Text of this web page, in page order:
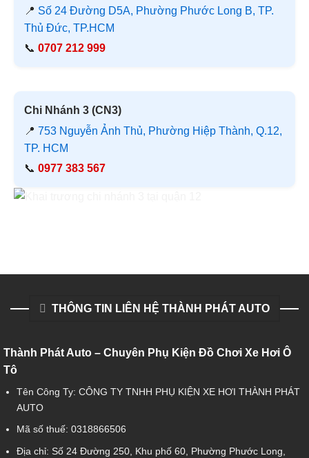
📍 Số 24 Đường D5A, Phường Phước Long B, TP.
Thủ Đức, TP.HCM
📞 0707 212 999
Chi Nhánh 3 (CN3)
📍 753 Nguyễn Ảnh Thủ, Phường Hiệp Thành, Q.12,
TP. HCM
📞 0977 383 567
THÔNG TIN LIÊN HỆ THÀNH PHÁT AUTO
Thành Phát Auto – Chuyên Phụ Kiện Đồ Chơi Xe Hơi Ô
Tô
Tên Công Ty: CÔNG TY TNHH PHỤ KIỆN XE HƠI THÀNH PHÁT
AUTO
Mã số thuế: 0318866506
Địa chỉ: Số 24 Đường 250, Khu phố 60, Phường Phước Long,